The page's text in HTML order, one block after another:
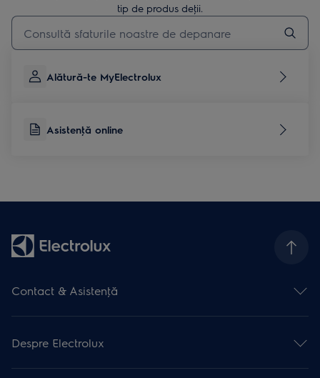
tip de produs deţii.
Type to search for support articles
Alătură-te MyElectrolux
Asistenţă online
Contact & Asistenţă
Asistenţă online
Asistenţă service
Articole de asistență
Despre Electrolux